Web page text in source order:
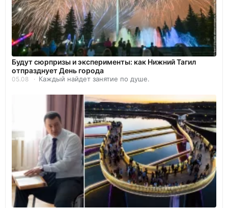
Будут сюрпризы и эксперименты: как Нижний Тагил
отпразднует День города
05.08 Каждый найдет занятие по душе.